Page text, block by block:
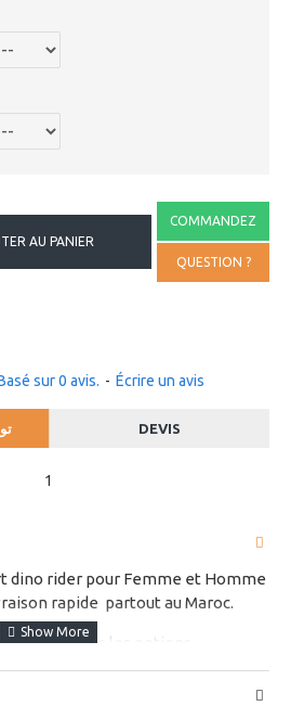
sur 0 avis. - Écrire un avis
AU PANIER
COMMANDEZ
QUESTION ?
DEVIS
1
dino rider pour Femme et Homme
rapide partout au Maroc.
couleur dans les options